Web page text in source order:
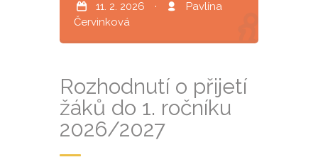
11. 2. 2026 ·
Pavlína
Červinková
Rozhodnutí o přijetí
žáků do 1. ročníku
2026/2027